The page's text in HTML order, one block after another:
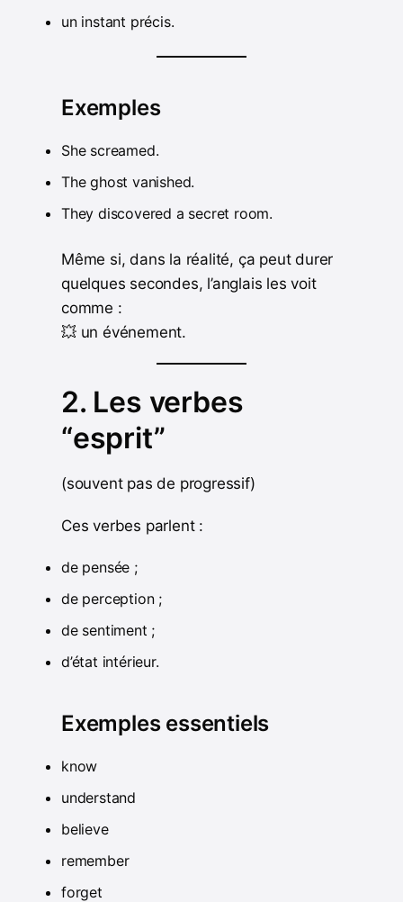
un instant précis.
Exemples
She screamed.
The ghost vanished.
They discovered a secret room.
Même si, dans la réalité, ça peut durer
quelques secondes, l’anglais les voit
comme :
💥 un événement.
2. Les verbes
“esprit”
(souvent pas de progressif)
Ces verbes parlent :
de pensée ;
de perception ;
de sentiment ;
d’état intérieur.
Exemples essentiels
know
understand
believe
remember
forget